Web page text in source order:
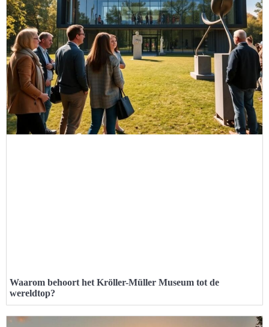
Waarom behoort het Kröller-Müller Museum tot de
wereldtop?